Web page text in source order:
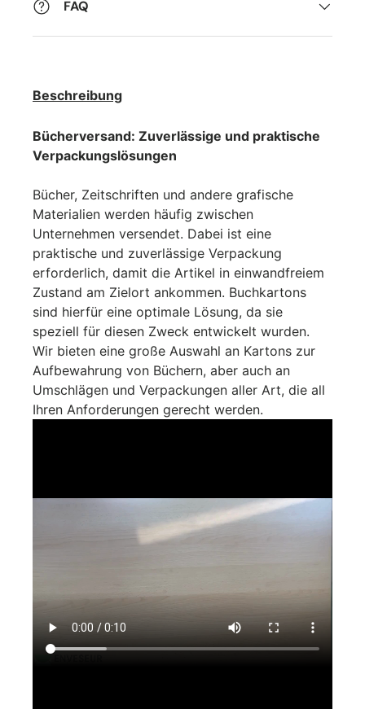
FAQ
Beschreibung
Bücherversand: Zuverlässige und praktische
Verpackungslösungen
Bücher, Zeitschriften und andere grafische
Materialien werden häufig zwischen
Unternehmen versendet. Dabei ist eine
praktische und zuverlässige Verpackung
erforderlich, damit die Artikel in einwandfreiem
Zustand am Zielort ankommen. Buchkartons
sind hierfür eine optimale Lösung, da sie
speziell für diesen Zweck entwickelt wurden.
Wir bieten eine große Auswahl an Kartons zur
Aufbewahrung von Büchern, aber auch an
Umschlägen und Verpackungen aller Art, die all
Ihren Anforderungen gerecht werden.